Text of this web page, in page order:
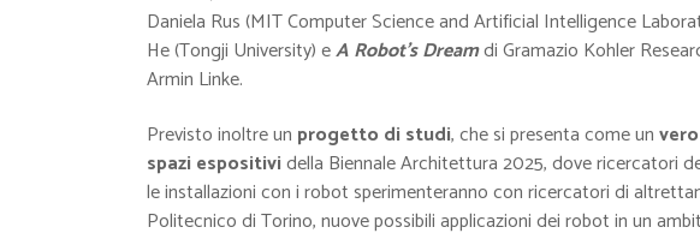
Daniela Rus (MIT Computer Science and Artificial Intelligence
He (Tongji University) eA Robot’s Dreamdi Gramazio Kohler
Armin Linke.
Previsto inoltre un progetto di studi, chesi presenta come un
spazi espositividella Biennale Architettura 2025, dove ricercatori
le installazioni con i robot sperimenteranno con ricercatori di
Politecnico di Torino, nuove possibili applicazioni dei robot in un